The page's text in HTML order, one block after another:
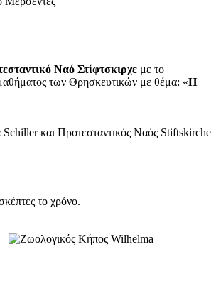
Ναό Στίφτσκιρχε με το
των Θρησκευτικών με θέμα: «Η
το χρόνο.